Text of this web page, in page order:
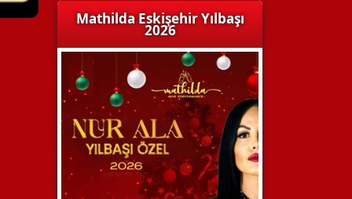
Mathilda Eskişehir Yılbaşı
2026